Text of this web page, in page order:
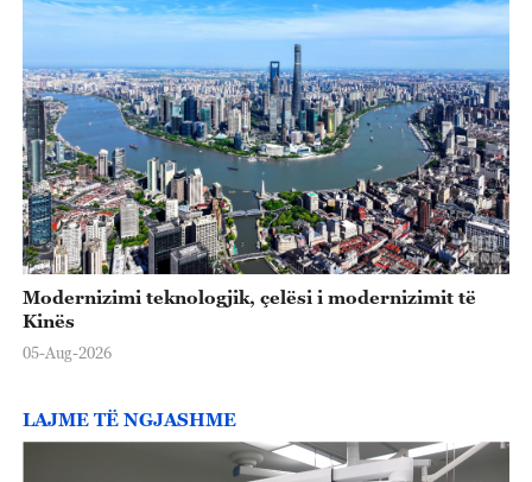
Modernizimi teknologjik, çelësi i modernizimit të
Kinës
05-Aug-2026
LAJME TË NGJASHME